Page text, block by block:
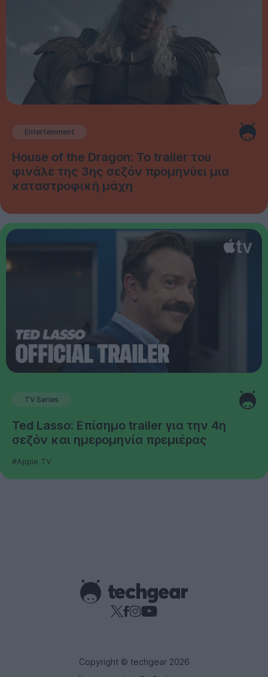
Entertainment
House of the Dragon: Το trailer του
φινάλε της 3ης σεζόν προμηνύει μια
καταστροφική μάχη
TV Series
Ted Lasso: Επίσημο trailer για την 4η
σεζόν και ημερομηνία πρεμιέρας
#Apple TV
Copyright © techgear 2026